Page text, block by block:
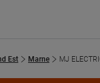
Est Marne MJ